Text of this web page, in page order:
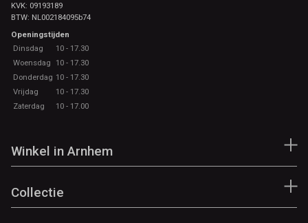
KVK: 09193189
BTW: NL002184095b74
Openingstijden
Dinsdag
10 - 17.30
Woensdag
10 - 17.30
Donderdag 10 - 17.30
Vrijdag
10 - 17.30
Zaterdag
10 - 17.00
Winkel in Arnhem
Collectie